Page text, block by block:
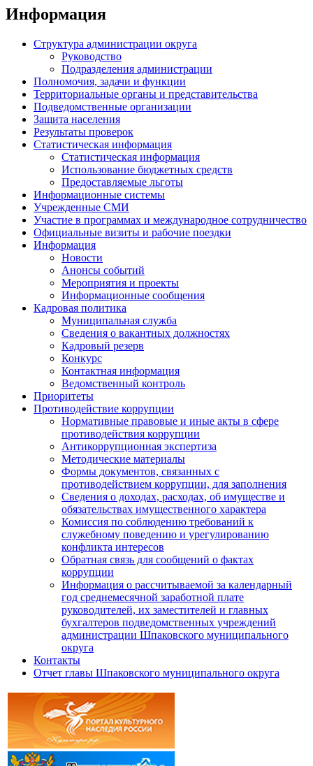
Информация
Структура администрации округа
Руководство
Подразделения администрации
Полномочия, задачи и функции
Территориальные органы и представительства
Подведомственные организации
Защита населения
Результаты проверок
Статистическая информация
Статистическая информация
Использование бюджетных средств
Предоставляемые льготы
Информационные системы
Учрежденные СМИ
Участие в программах и международное сотрудничество
Официальные визиты и рабочие поездки
Информация
Новости
Анонсы событий
Мероприятия и проекты
Информационные сообщения
Кадровая политика
Муниципальная служба
Сведения о вакантных должностях
Кадровый резерв
Конкурс
Контактная информация
Ведомственный контроль
Приоритеты
Противодействие коррупции
Нормативные правовые и иные акты в сфере
противодействия коррупции
Антикоррупционная экспертиза
Методические материалы
Формы документов, связанных с
противодействием коррупции, для заполнения
Сведения о доходах, расходах, об имуществе и
обязательствах имущественного характера
Комиссия по соблюдению требований к
служебному поведению и урегулированию
конфликта интересов
Обратная связь для сообщений о фактах
коррупции
Информация о рассчитываемой за календарный
год среднемесячной заработной плате
руководителей, их заместителей и главных
бухгалтеров подведомственных учреждений
администрации Шпаковского муниципального
округа
Контакты
Отчет главы Шпаковского муниципального округа